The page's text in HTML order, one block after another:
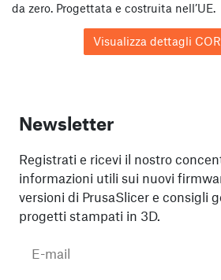
da zero. Progettata e costruita nell’UE.
Visualizza dettagli
Newsletter
Registrati e ricevi il nostro
informazioni utili sui nuovi
versioni di PrusaSlicer e consigli
progetti stampati in 3D.